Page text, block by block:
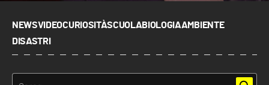
NEWSVIDEOCURIOSITÀSCUOLABIOLOGIAAMBIENTE
DISASTRI